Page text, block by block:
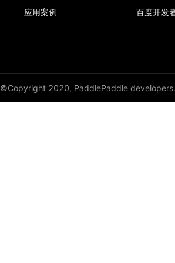
应用案例 百度开发
©Copyright 2020, PaddlePaddle developers.